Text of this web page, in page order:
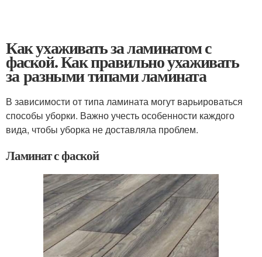
Как ухаживать за ламинатом с
фаской. Как правильно ухаживать
за разными типами ламината
В зависимости от типа ламината могут варьироваться
способы уборки. Важно учесть особенности каждого
вида, чтобы уборка не доставляла проблем.
Ламинат с фаской